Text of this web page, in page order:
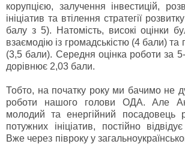
корупцією, залучення інвестицій,
ініціатив та втілення стратегії
балу з 5). Натомість, високі оцінки
взаємодію із громадськістю (4 бали) та
(3,5 бали). Середня оцінка роботи за
дорівнює 2,03 бали.
Тобто, на початку року ми бачимо не
роботи нашого голови ОДА. Але
молодий та енергійний посадовець
потужних ініціатив, постійно
Вже через півроку у